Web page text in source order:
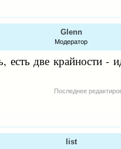
Glenn
Модератор
есть две крайности -
Последнее
list